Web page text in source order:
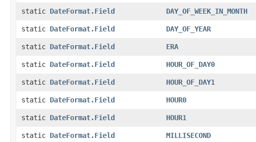
static DateFormat.Field DAY_OF_WEEK_IN_MONTH
static DateFormat.Field DAY_OF_YEAR
static DateFormat.Field ERA
static DateFormat.Field HOUR_OF_DAY0
static DateFormat.Field HOUR_OF_DAY1
static DateFormat.Field HOUR0
static DateFormat.Field HOUR1
static DateFormat.Field MILLISECOND